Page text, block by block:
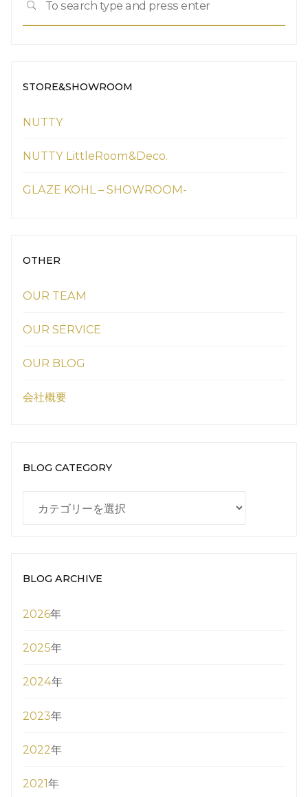
SEARCH
STORE&SHOWROOM
NUTTY
NUTTY LittleRoom&Deco.
GLAZE KOHL – SHOWROOM-
OTHER
OUR TEAM
OUR SERVICE
OUR BLOG
会社概要
BLOG CATEGORY
BLOG ARCHIVE
2026年
2025年
2024年
2023年
2022年
2021年